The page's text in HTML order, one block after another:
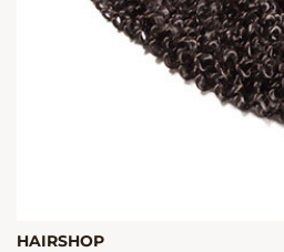
HAIRSHOP